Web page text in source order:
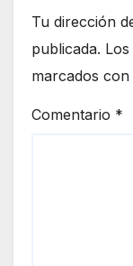
Tu dirección
publicada.
marcados con
Comentario *